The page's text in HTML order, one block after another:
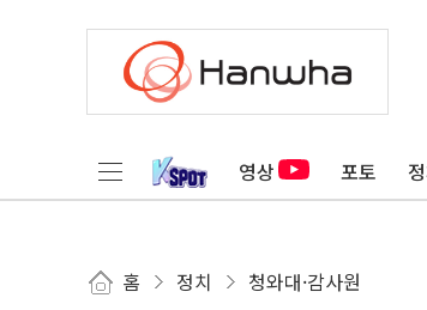
영상 포토
홈 정치 청와대·감사원